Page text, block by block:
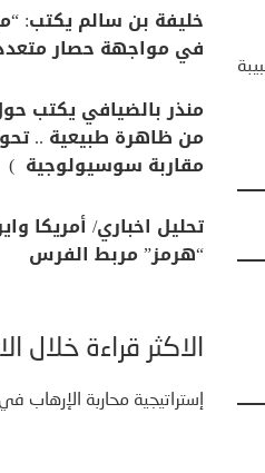
خليفة بن سالم يكتب:
في مواجهة حصار
منذر بالضيافي يكتب
من ظاهرة طبيعية ..
مقاربة سوسيولوجية )
تحليل اخباري/ أمريكا
“هرمز” مربط الفرس
الأكثر قراءة خلال
إستراتيجية محاربة